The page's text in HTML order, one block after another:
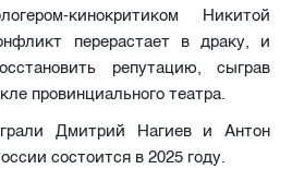
кинокритиком Никитой
перерастает в драку, и
репутацию, сыграв
провинциального театра.
Дмитрий Нагиев и Антон
состоится в 2025 году.